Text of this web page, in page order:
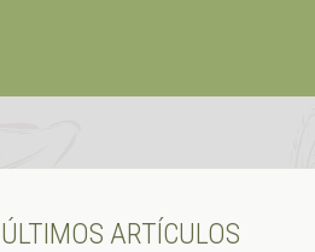
ÚLTIMOS ARTÍCULOS